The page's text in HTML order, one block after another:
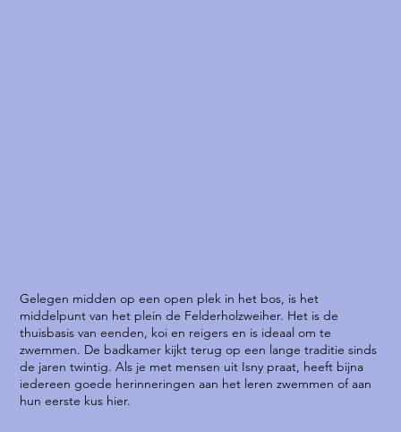
Gelegen midden op een open plek in het bos, is het
middelpunt van het plein de Felderholzweiher. Het is de
thuisbasis van eenden, koi en reigers en is ideaal om te
zwemmen. De badkamer kijkt terug op een lange traditie sinds
de jaren twintig. Als je met mensen uit Isny praat, heeft bijna
iedereen goede herinneringen aan het leren zwemmen of aan
hun eerste kus hier.